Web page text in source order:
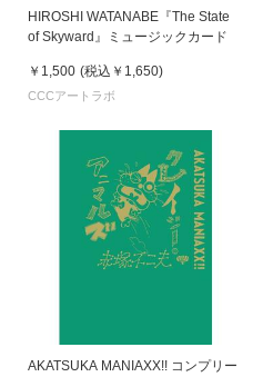
HIROSHI WATANABE『The State
of Skyward』ミュージックカード
￥1,500 (税込 ￥1,650)
CCCアートラボ
AKATSUKA MANIAXX!! コンプリー